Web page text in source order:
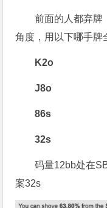
前面的人都弃牌
角度，用以下哪手牌
K2o
J8o
86s
32s
码量12bb处在
案32s